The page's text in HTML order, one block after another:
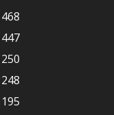
468
447
250
248
195